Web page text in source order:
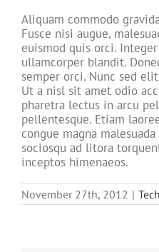
Aliquam commodo
Fusce nisi augue,
euismod quis orci.
ullamcorper blandit.
semper orci. Nunc sed
Ut a nisl sit amet odio
pharetra lectus in arcu
pellentesque. Etiam
congue magna
sociosqu ad litora
inceptos himenaeos.
November 27th, 2012 |